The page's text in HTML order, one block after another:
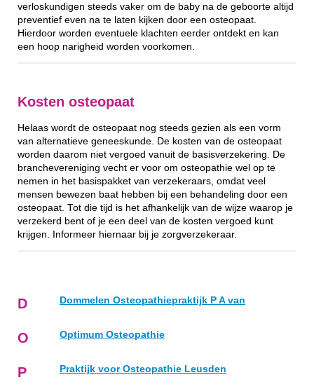
verloskundigen steeds vaker om de baby na de geboorte altijd
preventief even na te laten kijken door een osteopaat.
Hierdoor worden eventuele klachten eerder ontdekt en kan
een hoop narigheid worden voorkomen.
Kosten osteopaat
Helaas wordt de osteopaat nog steeds gezien als een vorm
van alternatieve geneeskunde. De kosten van de osteopaat
worden daarom niet vergoed vanuit de basisverzekering. De
branchevereniging vecht er voor om osteopathie wel op te
nemen in het basispakket van verzekeraars, omdat veel
mensen bewezen baat hebben bij een behandeling door een
osteopaat. Tot die tijd is het afhankelijk van de wijze waarop je
verzekerd bent of je een deel van de kosten vergoed kunt
krijgen. Informeer hiernaar bij je zorgverzekeraar.
D Dommelen Osteopathiepraktijk P A van
O Optimum Osteopathie
P Praktijk voor Osteopathie Leusden